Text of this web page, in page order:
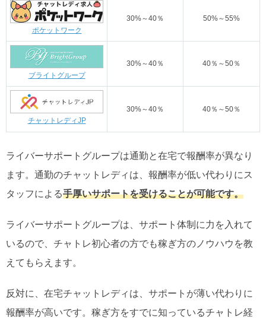
ポケットワーク
30%～40％ 50%～55%
ブライトグループ
30%～40％ 40％～50％
チャットレディJP
30%～40％ 40％～50％
ライバーサポートグループは通勤と在宅で報酬率が異なり
ます。通勤のチャットレディは、報酬率が低い代わりにス
タッフによる手厚いサポートを受けることが可能です。
ライバーサポートグループは、サポート体制に力を入れて
いるので、チャトレ初心者の方でも稼ぎ方のノウハウを教
えてもらえます。
反対に、在宅チャットレディは、サポートが薄い代わりに
報酬率が高いです。稼ぎ方をすでに知っているチャトレ経